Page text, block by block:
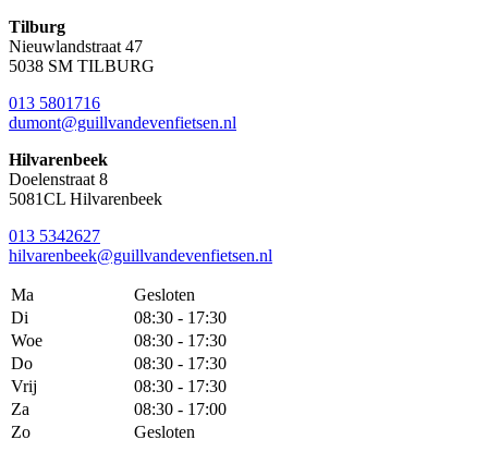
Tilburg
Nieuwlandstraat 47
5038 SM TILBURG
013 5801716
dumont@guillvandevenfietsen.nl
Hilvarenbeek
Doelenstraat 8
5081CL Hilvarenbeek
013 5342627
hilvarenbeek@guillvandevenfietsen.nl
Ma
Gesloten
Di
08:30 - 17:30
Woe
08:30 - 17:30
Do
08:30 - 17:30
Vrij
08:30 - 17:30
Za
08:30 - 17:00
Zo
Gesloten